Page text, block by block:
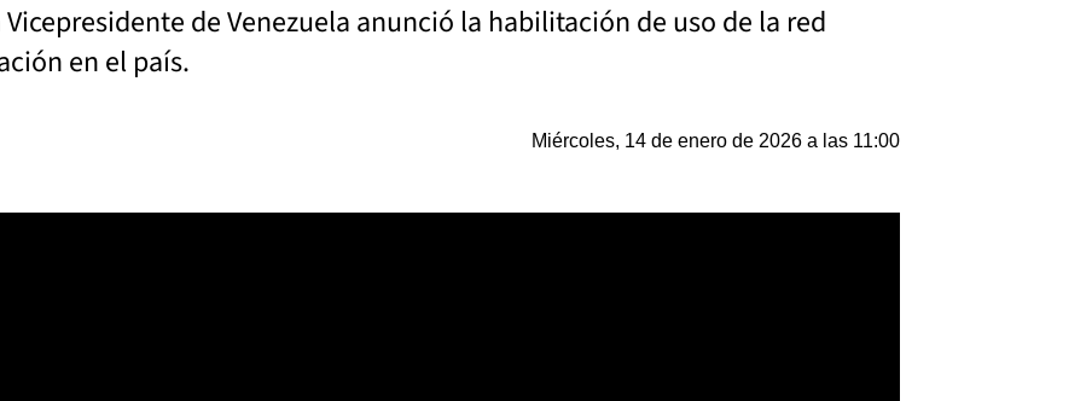
de Venezuela anunció la habilitación de uso de la red
en el país.
Miércoles, 14 de enero de 2026 a las 11:00